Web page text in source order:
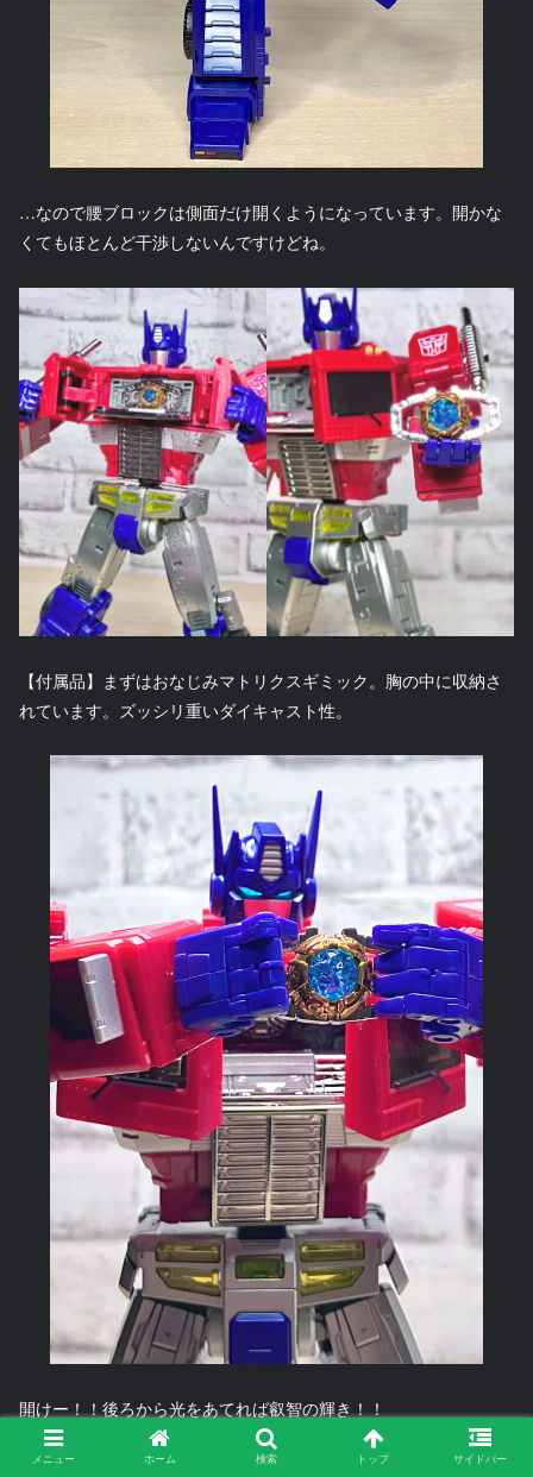
…なので腰ブロックは側面だけ開くようになっています。開かな
くてもほとんど干渉しないんですけどね。
【付属品】まずはおなじみマトリクスギミック。胸の中に収納さ
れています。ズッシリ重いダイキャスト性。
開けー！！後ろから光をあてれば叡智の輝き！！
メニュー ホーム 検索 トップ サイドバー